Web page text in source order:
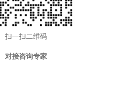
扫一扫二维码
对接咨询专家